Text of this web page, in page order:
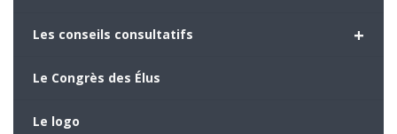
+
Les conseils consultatifs
Le Congrès des Élus
Le logo